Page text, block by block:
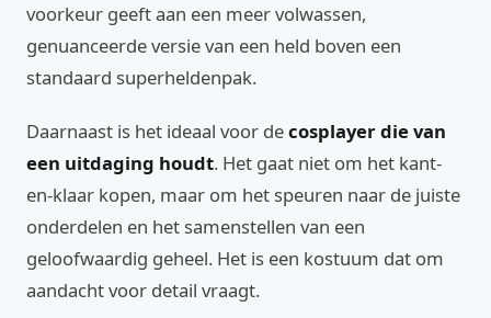
voorkeur geeft aan een meer volwassen,
genuanceerde versie van een held boven een
standaard superheldenpak.
Daarnaast is het ideaal voor decosplayer die van
een uitdaging houdt. Het gaat niet om het kant-
en-klaar kopen, maar om het speuren naar de juiste
onderdelen en het samenstellen van een
geloofwaardig geheel. Het is een kostuum dat om
aandacht voor detail vraagt.